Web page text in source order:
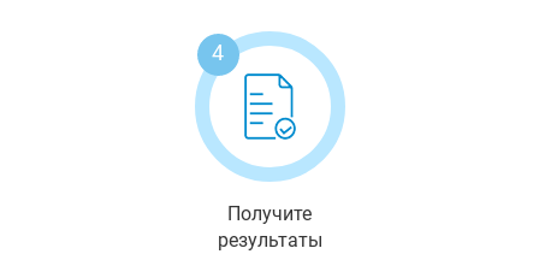
4
Получите
результаты